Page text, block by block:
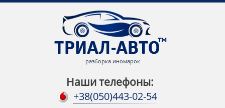
разборка иномарок
Наши телефоны:
+38(050)443-02-54